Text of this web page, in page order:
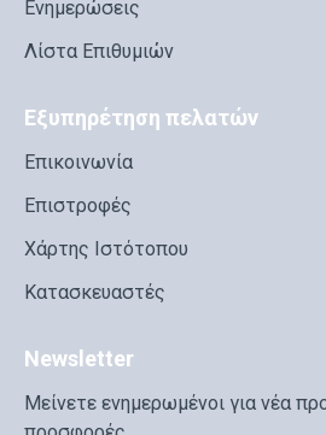
Ενημερώσεις
Λίστα Επιθυμιών
Εξυπηρέτηση πελατών
Επικοινωνία
Επιστροφές
Χάρτης Ιστότοπου
Κατασκευαστές
Newsletter
Μείνετε ενημερωμένοι για νέα